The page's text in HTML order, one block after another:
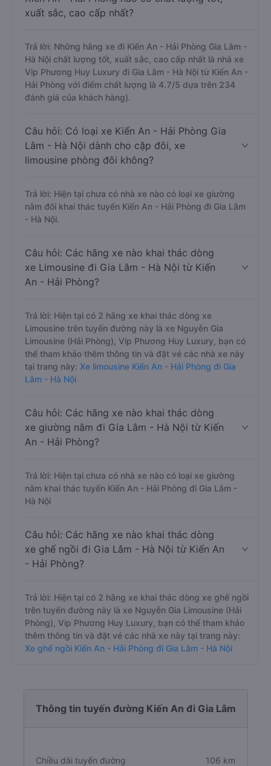
xuất sắc, cao cấp nhất?
Trả lời: Những hãng xe đi Kiến An - Hải Phòng Gia Lâm -
Hà Nội chất lượng tốt, xuất sắc, cao cấp nhất là nhà xe
Vip Phương Huy Luxury đi Gia Lâm - Hà Nội từ Kiến An -
Hải Phòng với điểm chất lượng là 4.7/5 dựa trên 234
đánh giá của khách hàng).
Câu hỏi: Có loại xe Kiến An - Hải Phòng Gia
Lâm - Hà Nội dành cho cặp đôi, xe
limousine phòng đôi không?
Trả lời: Hiện tại chưa có nhà xe nào có loại xe giường
nằm đôi khai thác tuyến Kiến An - Hải Phòng đi Gia Lâm
- Hà Nội.
Câu hỏi: Các hãng xe nào khai thác dòng
xe Limousine đi Gia Lâm - Hà Nội từ Kiến
An - Hải Phòng?
Trả lời: Hiện tại có 2 hãng xe khai thác dòng xe
Limousine trên tuyến đường này là xe Nguyễn Gia
Limousine (Hải Phòng), Vip Phương Huy Luxury, bạn có
thể tham khảo thêm thông tin và đặt vé các nhà xe này
tại trang này: Xe limousine Kiến An - Hải Phòng đi Gia
Lâm - Hà Nội
Câu hỏi: Các hãng xe nào khai thác dòng
xe giường nằm đi Gia Lâm - Hà Nội từ Kiến
An - Hải Phòng?
Trả lời: Hiện tại chưa có nhà xe nào có loại xe giường
nằm khai thác tuyến Kiến An - Hải Phòng đi Gia Lâm -
Hà Nội
Câu hỏi: Các hãng xe nào khai thác dòng
xe ghế ngồi đi Gia Lâm - Hà Nội từ Kiến An
- Hải Phòng?
Trả lời: Hiện tại có 2 hãng xe khai thác dòng xe ghế ngồi
trên tuyến đường này là xe Nguyễn Gia Limousine (Hải
Phòng), Vip Phương Huy Luxury, bạn có thể tham khảo
thêm thông tin và đặt vé các nhà xe này tại trang này:
Xe ghế ngồi Kiến An - Hải Phòng đi Gia Lâm - Hà Nội
Thông tin tuyến đường Kiến An đi Gia Lâm
Chiều dài tuyến đường 106 km